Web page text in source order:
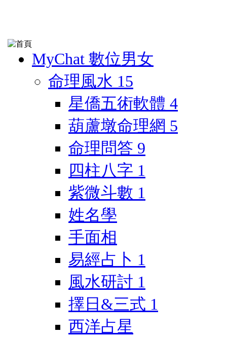
MyChat 數位男女
命理風水 15
星僑五術軟體 4
葫蘆墩命理網 5
命理問答 9
四柱八字 1
紫微斗數 1
姓名學
手面相
易經占卜 1
風水研討 1
擇日&三式 1
西洋占星